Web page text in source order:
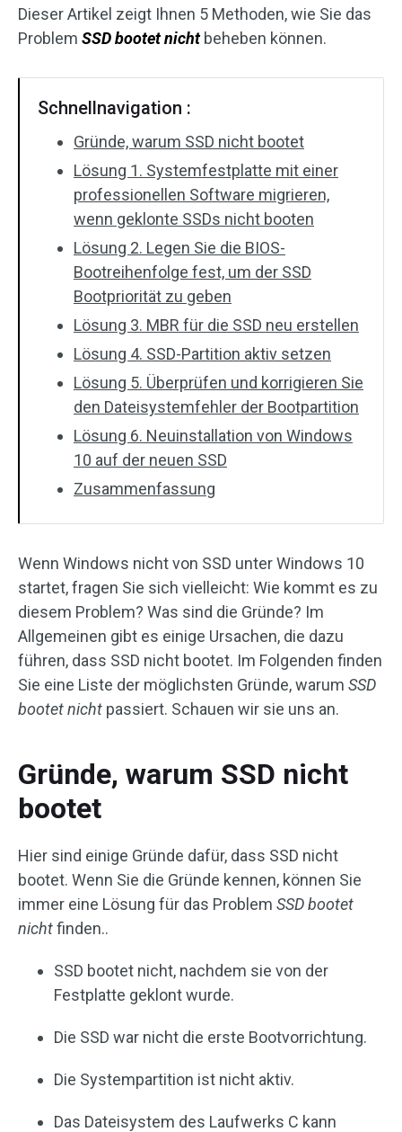
Dieser Artikel zeigt Ihnen 5 Methoden, wie Sie das
Problem SSD bootet nichtbeheben können.
Schnellnavigation :
Gründe, warum SSD nicht bootet
Lösung 1. Systemfestplatte mit einer
professionellen Software migrieren,
wenn geklonte SSDs nicht booten
Lösung 2. Legen Sie die BIOS-
Bootreihenfolge fest, um der SSD
Bootpriorität zu geben
Lösung 3. MBR für die SSD neu erstellen
Lösung 4. SSD-Partition aktiv setzen
Lösung 5. Überprüfen und korrigieren Sie
den Dateisystemfehler der Bootpartition
Lösung 6. Neuinstallation von Windows
10 auf der neuen SSD
Zusammenfassung
Wenn Windows nicht von SSD unter Windows 10
startet, fragen Sie sich vielleicht: Wie kommt es zu
diesem Problem? Was sind die Gründe? Im
Allgemeinen gibt es einige Ursachen, die dazu
führen, dass SSD nicht bootet. Im Folgenden finden
Sie eine Liste der möglichsten Gründe, warum SSD
bootet nicht passiert. Schauen wir sie uns an.
Gründe, warum SSD nicht
bootet
Hier sind einige Gründe dafür, dass SSD nicht
bootet. Wenn Sie die Gründe kennen, können Sie
immer eine Lösung für das Problem SSD bootet
nichtfinden..
SSD bootet nicht, nachdem sie von der
Festplatte geklont wurde.
Die SSD war nicht die erste Bootvorrichtung.
Die Systempartition ist nicht aktiv.
Das Dateisystem des Laufwerks C kann